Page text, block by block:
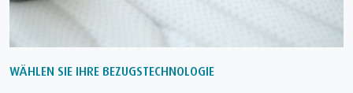
WÄHLEN SIE IHRE BEZUGSTECHNOLOGIE